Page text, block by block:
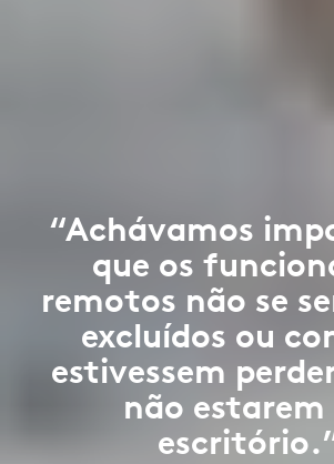
“Achávamos
que os
remotos não se
excluídos ou
estivessem
não estarem